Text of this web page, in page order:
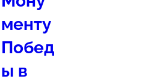
менту
Побед
ы в